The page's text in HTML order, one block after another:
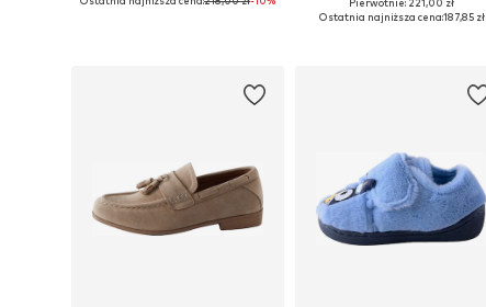
Dostępne w różnych rozmiarach Dostępne w różnych rozmiarach
Ostatnia najniższa cena:187,85 zł